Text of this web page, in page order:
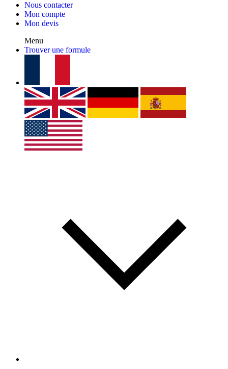
Nous contacter
Mon compte
Mon devis
Menu
Trouver une formule